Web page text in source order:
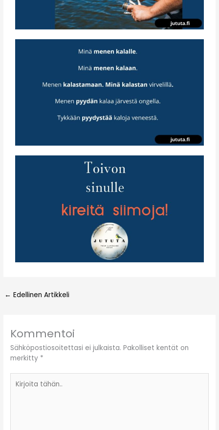
← Edellinen Artikkeli
Kommentoi
Sähköpostiosoitettasi ei julkaista. Pakolliset kentät on
merkitty *
tähän..